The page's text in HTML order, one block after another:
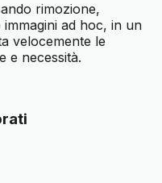
rimozione,
ad hoc, in un
velocemente le
e necessità.